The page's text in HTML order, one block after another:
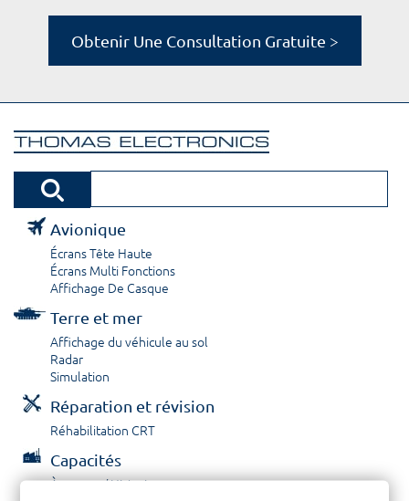
Obtenir Une Consultation Gratuite >
Avionique
Écrans Tête Haute
Écrans Multi Fonctions
Affichage De Casque
Terre et mer
Affichage du véhicule au sol
Radar
Simulation
Réparation et révision
Réhabilitation CRT
Capacités
À propos / Historique